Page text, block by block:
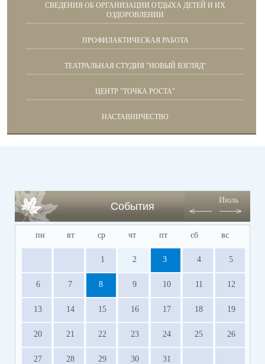
СВЕДЕНИЯ ОБ ОРГАНИЗАЦИИ ОТДЫХА ДЕТЕЙ И ИХ
ОЗДОРОВЛЕНИИ
ПРОФИЛАКТИЧЕСКАЯ РАБОТА
ТЕАТРАЛЬНАЯ СТУДИЯ "НОВЫЙ ВЗГЛЯД"
ЦЕНТР "ТОЧКА РОСТА"
НАСТАВНИЧЕСТВО
События
Июль
пн вт ср чт пт сб вс
1 2 3 4 5
6 7 8 9 10 11 12
13 14 15 16 17 18 19
20 21 22 23 24 25 26
27 28 29 30 31